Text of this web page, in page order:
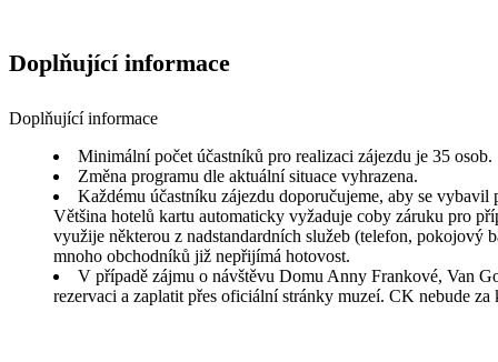
Doplňující informace
Doplňující informace
Minimální počet účastníků pro realizaci zájezdu je 35 osob.
Změna programu dle aktuální situace vyhrazena.
Každému účastníku zájezdu doporučujeme, aby se
Většina hotelů kartu automaticky vyžaduje coby záruku pro
využije některou z nadstandardních služeb (telefon,
mnoho obchodníků již nepřijímá hotovost.
V případě zájmu o návštěvu Domu Anny Frankové, Van
rezervaci a zaplatit přes oficiální stránky muzeí. CK nebude